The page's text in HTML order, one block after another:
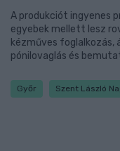
A produkciót ingyenes
egyebek mellett lesz
kézműves
pónilovaglás és
Győr Szent László